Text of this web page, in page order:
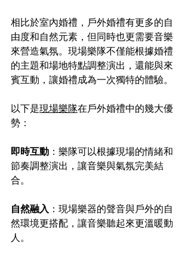
相比於室內婚禮，戶外婚禮有更多的自
由度和自然元素，但同時也更需要音樂
來營造氣氛。現場樂隊不僅能根據婚禮
的主題和場地特點調整演出，還能與來
賓互動，讓婚禮成為一次獨特的體驗。
以下是現場樂隊在戶外婚禮中的幾大優
勢：
即時互動 ：樂隊可以根據現場的情緒和
節奏調整演出，讓音樂與氣氛完美結
合。
自然融入 ：現場樂器的聲音與戶外的自
然環境更搭配，讓音樂聽起來更溫暖動
人。